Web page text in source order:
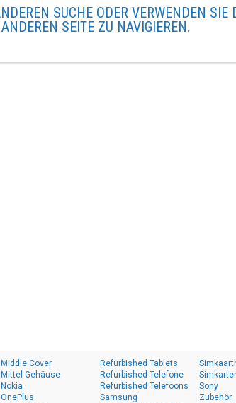
SUCHE ODER VERWENDEN
ANDEREN SEITE ZU NAVIGIEREN.
Middle Cover
Mittel Gehäuse
Nokia
OnePlus
Refurbished Tablets
Refurbished Telefone
Refurbished Telefoons
Samsung
Sony
Zubehör